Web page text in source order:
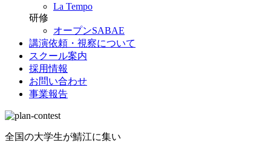
La Tempo
研修
オープンSABAE
講演依頼・視察について
スクール案内
採用情報
お問い合わせ
事業報告
全国の大学生が鯖江に集い